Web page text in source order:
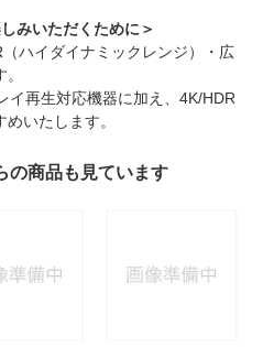
みいただくために＞
ハイダイナミックレンジ）・広
イ再生対応機器に加え、4K/HDR
いたします。
の商品も見ています